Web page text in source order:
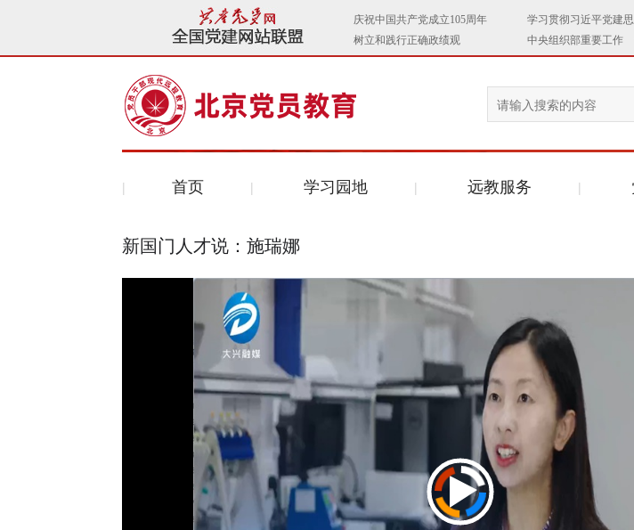
首页 学习园地 远教服务
新国门人才说：施瑞娜